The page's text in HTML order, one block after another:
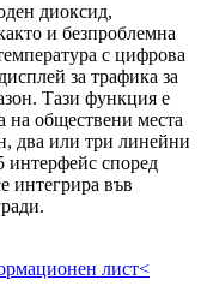
диоксид,
и безпроблемна
с цифрова
за трафика за
Тази функция е
на обществени места
два или три линейни
интерфейс според
интегрира във
лист<